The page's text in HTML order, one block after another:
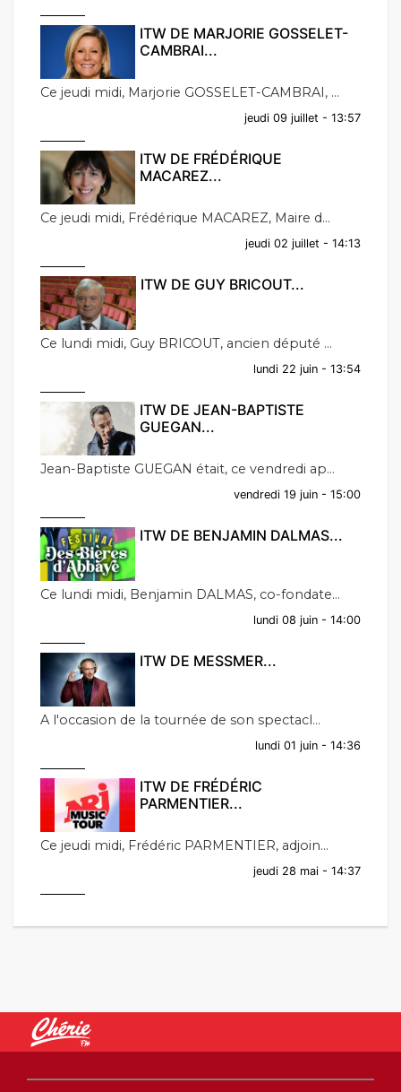
ITW DE MARJORIE GOSSELET-
CAMBRAI...
Ce jeudi midi, Marjorie GOSSELET-CAMBRAI, ...
jeudi 09 juillet - 13:57
ITW DE FRÉDÉRIQUE
MACAREZ...
Ce jeudi midi, Frédérique MACAREZ, Maire d...
jeudi 02 juillet - 14:13
ITW DE GUY BRICOUT...
Ce lundi midi, Guy BRICOUT, ancien député ...
lundi 22 juin - 13:54
ITW DE JEAN-BAPTISTE
GUEGAN...
Jean-Baptiste GUEGAN était, ce vendredi ap...
vendredi 19 juin - 15:00
ITW DE BENJAMIN DALMAS...
Ce lundi midi, Benjamin DALMAS, co-fondate...
lundi 08 juin - 14:00
ITW DE MESSMER...
A l'occasion de la tournée de son spectacl...
lundi 01 juin - 14:36
ITW DE FRÉDÉRIC
PARMENTIER...
Ce jeudi midi, Frédéric PARMENTIER, adjoin...
jeudi 28 mai - 14:37